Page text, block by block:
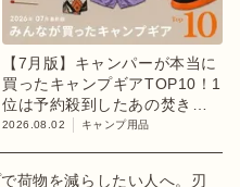
【7月版】キャンパーが本当に
買ったキャンプギアTOP10！1
位は予約殺到したあの焚き火
台
2026.08.02 キャンプ用品
荷物を減らしたい人へ。刃